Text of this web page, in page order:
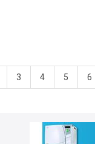
3 4 5 6